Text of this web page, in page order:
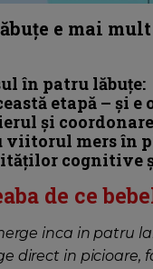
e mai
în patru lăbuțe:
etapă – și e
și
viitorul mers în
cognitive
de ce
inca in patru
direct in